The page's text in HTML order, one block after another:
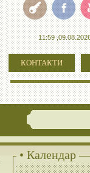
КОНТАКТИ
• Календар